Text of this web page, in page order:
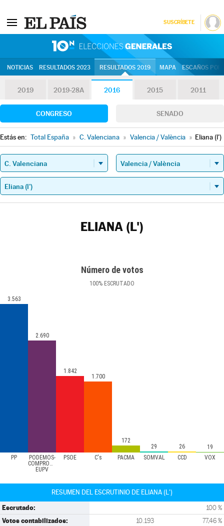
SUSCRÍBETE
NOTICIAS RESULTADOS 2023 RESULTADOS 2019 MAPA ESCAÑOS
2019 2019-28A 2016 2015 2011
CONGRESO SENADO
Estás en: Total España » C. Valenciana » Valencia / València » Eliana (l')
ELIANA (L')
Número de votos
100% ESCRUTADO
PP
PODEMOS-
COMPROMÍS-
EUPV
PSOE C's PACMA SOMVAL CCD VOX
3.563
2.690
1.842
1.700
172
29
26 19
RESUMEN DEL ESCRUTINIO DE ELIANA (L')
Escrutado: 100 %
Votos contabilizados: 10.193 77,46 %